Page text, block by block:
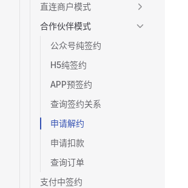
直连商户模式
合作伙伴模式
公众号纯签约
H5纯签约
APP预签约
查询签约关系
申请解约
申请扣款
查询订单
支付中签约